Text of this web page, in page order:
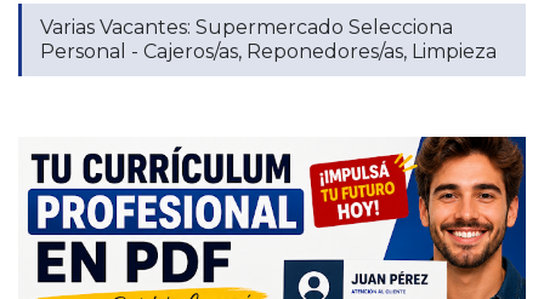
Varias Vacantes: Supermercado Selecciona
Personal - Cajeros/as, Reponedores/as, Limpieza